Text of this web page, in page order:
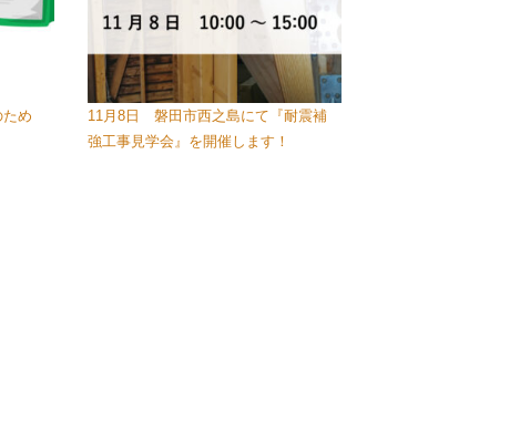
め
11月8日 磐田市西之島にて『耐震補
強工事見学会』を開催します！